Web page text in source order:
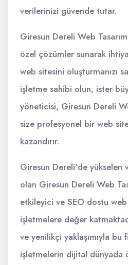
verilerinizi güvende tutar.
Giresun Dereli Web
özel çözümler sunarak
web sitesini oluşturmanızı
işletme sahibi olun, ister
yöneticisi, Giresun Dereli
size profesyonel bir web
kazandırır.
Giresun Dereli'de yükselen
olan Giresun Dereli Web
etkileyici ve SEO dostu
işletmelere değer
ve yenilikçi yaklaşımıyla bu
işletmelerin dijital dünyada